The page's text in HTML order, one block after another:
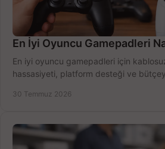
En İyi Oyuncu Gamepadleri
En iyi oyuncu gamepadleri için
hassasiyeti, platform desteği ve
30 Temmuz 2026